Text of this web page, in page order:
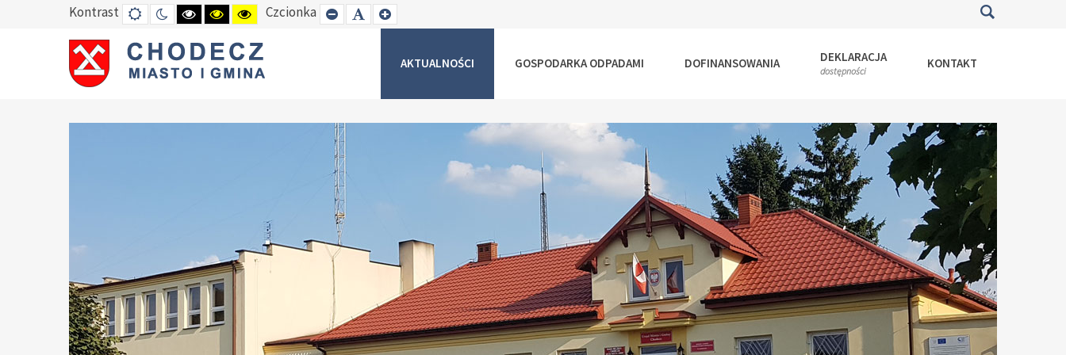
Kontrast DEFAULT
MODE
TRYB
NOCNY
HIGH
CONTRAST
BLACK
WHITE
MODE
HIGH
CONTRAST
BLACK
YELLOW
MODE
HIGH
CONTRAST
YELLOW
BLACK
MODE
Czcionka SET
SMALLER
SET
DEFAULT
SET
LARGER
AKTUALNOŚCI GOSPODARKA ODPADAMI DOFINANSOWANIA DEKLARACJA
dostępności KONTAKT